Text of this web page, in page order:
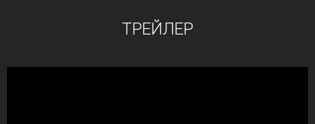
ТРЕЙЛЕР